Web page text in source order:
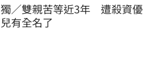
獨／雙親苦等近3年　遭殺資優
兒有全名了